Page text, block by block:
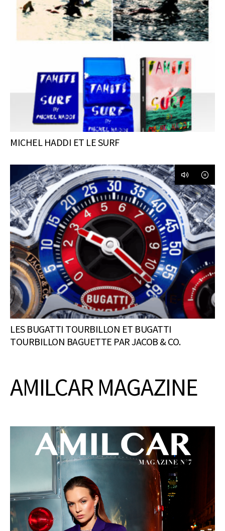
MICHEL HADDI ET LE SURF
LES BUGATTI TOURBILLON ET BUGATTI
TOURBILLON BAGUETTE PAR JACOB & CO.
AMILCAR MAGAZINE